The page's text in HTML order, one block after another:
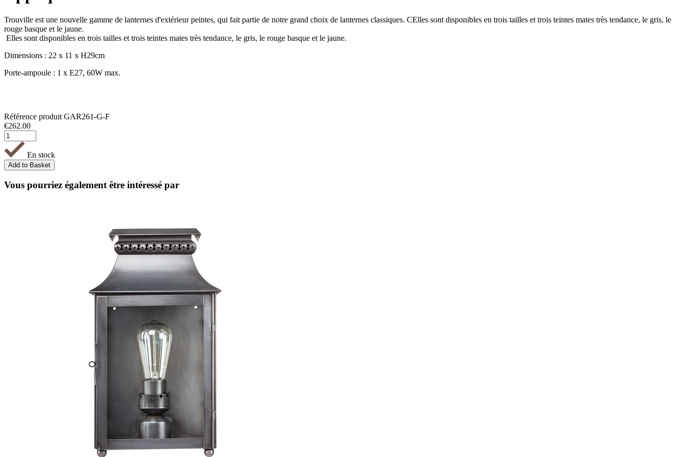
Trouville est une nouvelle gamme de lanternes d'extérieur peintes, qui fait partie de notre grand choix de lanternes classiques. CElles sont disponibles en trois tailles et trois teintes mates très tendance, le gris, le
rouge basque et le jaune.
Elles sont disponibles en trois tailles et trois teintes mates très tendance, le gris, le rouge basque et le jaune.
Dimensions : 22 x 11 x H29cm
Porte-ampoule : 1 x E27, 60W max.
Référence produit GAR261-G-F
€262.00
En stock
Vous pourriez également être intéressé par